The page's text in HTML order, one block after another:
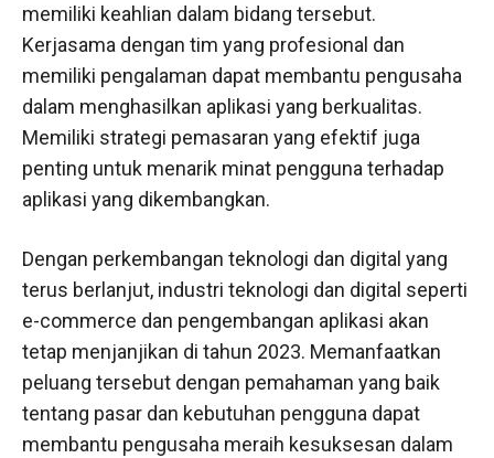
memiliki keahlian dalam bidang tersebut.
Kerjasama dengan tim yang profesional dan
memiliki pengalaman dapat membantu pengusaha
dalam menghasilkan aplikasi yang berkualitas.
Memiliki strategi pemasaran yang efektif juga
penting untuk menarik minat pengguna terhadap
aplikasi yang dikembangkan.
Dengan perkembangan teknologi dan digital yang
terus berlanjut, industri teknologi dan digital seperti
e-commerce dan pengembangan aplikasi akan
tetap menjanjikan di tahun 2023. Memanfaatkan
peluang tersebut dengan pemahaman yang baik
tentang pasar dan kebutuhan pengguna dapat
membantu pengusaha meraih kesuksesan dalam